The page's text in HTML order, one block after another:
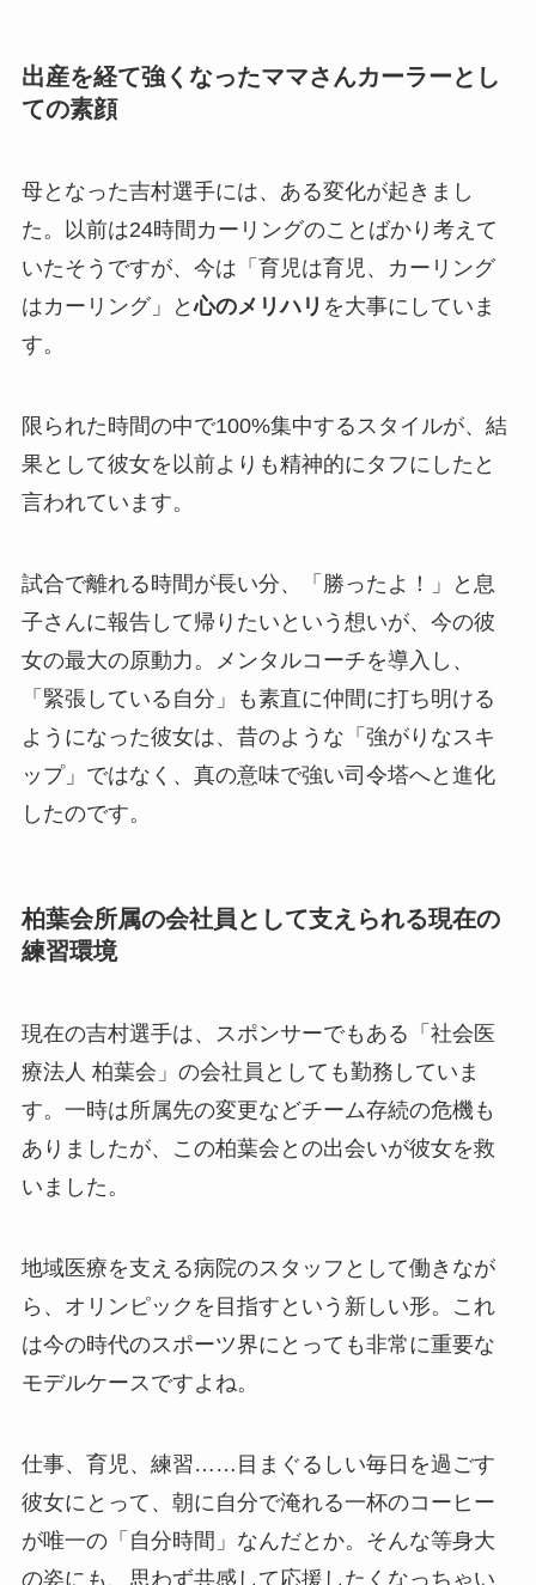
出産を経て強くなったママさんカーラーとし
ての素顔
母となった吉村選手には、ある変化が起きまし
た。以前は24時間カーリングのことばかり考えて
いたそうですが、今は「育児は育児、カーリング
はカーリング」と心のメリハリ を大事にしていま
す。
限られた時間の中で100%集中するスタイルが、結
果として彼女を以前よりも精神的にタフにしたと
言われています。
試合で離れる時間が長い分、「勝ったよ！」と息
子さんに報告して帰りたいという想いが、今の彼
女の最大の原動力。メンタルコーチを導入し、
「緊張している自分」も素直に仲間に打ち明ける
ようになった彼女は、昔のような「強がりなスキ
ップ」ではなく、真の意味で強い司令塔へと進化
したのです。
柏葉会所属の会社員として支えられる現在の
練習環境
現在の吉村選手は、スポンサーでもある「社会医
療法人 柏葉会」の会社員としても勤務していま
す。一時は所属先の変更などチーム存続の危機も
ありましたが、この柏葉会との出会いが彼女を救
いました。
地域医療を支える病院のスタッフとして働きなが
ら、オリンピックを目指すという新しい形。これ
は今の時代のスポーツ界にとっても非常に重要な
モデルケースですよね。
仕事、育児、練習……目まぐるしい毎日を過ごす
彼女にとって、朝に自分で淹れる一杯のコーヒー
が唯一の「自分時間」なんだとか。そんな等身大
の姿にも、思わず共感して応援したくなっちゃい